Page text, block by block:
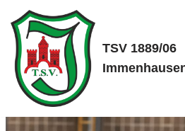
Zum
Inhalt
springen
TSV 1889/06